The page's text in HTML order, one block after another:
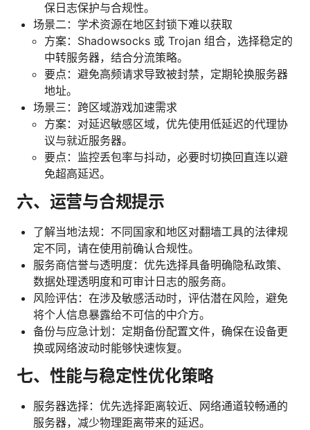
保日志保护与合规性。
场景二：学术资源在地区封锁下难以获取
方案：Shadowsocks 或 Trojan 组合，选择稳定的
中转服务器，结合分流策略。
要点：避免高频请求导致被封禁，定期轮换服务器
地址。
场景三：跨区域游戏加速需求
方案：对延迟敏感区域，优先使用低延迟的代理协
议与就近服务器。
要点：监控丢包率与抖动，必要时切换回直连以避
免超高延迟。
六、运营与合规提示
了解当地法规：不同国家和地区对翻墙工具的法律规
定不同，请在使用前确认合规性。
服务商信誉与透明度：优先选择具备明确隐私政策、
数据处理透明度和可审计日志的服务商。
风险评估：在涉及敏感活动时，评估潜在风险，避免
将个人信息暴露给不可信的中介方。
备份与应急计划：定期备份配置文件，确保在设备更
换或网络波动时能够快速恢复。
七、性能与稳定性优化策略
服务器选择：优先选择距离较近、网络通道较畅通的
服务器，减少物理距离带来的延迟。